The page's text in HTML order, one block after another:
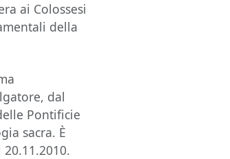
ai Colossesi
della
dal
Pontificie
sacra. È